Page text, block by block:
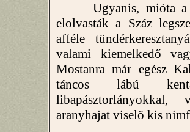
Ugyanis, mióta a
elolvasták a Száz
afféle
valami kiemelkedő
Mostanra már egész
táncos lábú
aranyhajat viselő kis